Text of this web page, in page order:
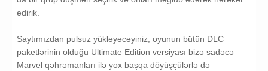
edirik.
Saytımızdan pulsuz yükləyəcəyiniz, oyunun bütün DLC
paketlərinin olduğu Ultimate Edition versiyası bizə sadəcə
Marvel qəhrəmanları ilə yox başqa döyüşçülərlə də